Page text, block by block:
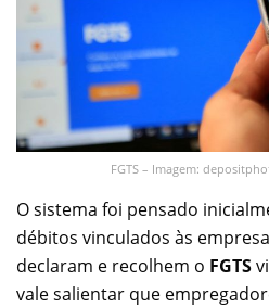
FGTS – Imagem:
O sistema foi pensado
débitos vinculados às
declaram e recolhem o FGTS
vale salientar que